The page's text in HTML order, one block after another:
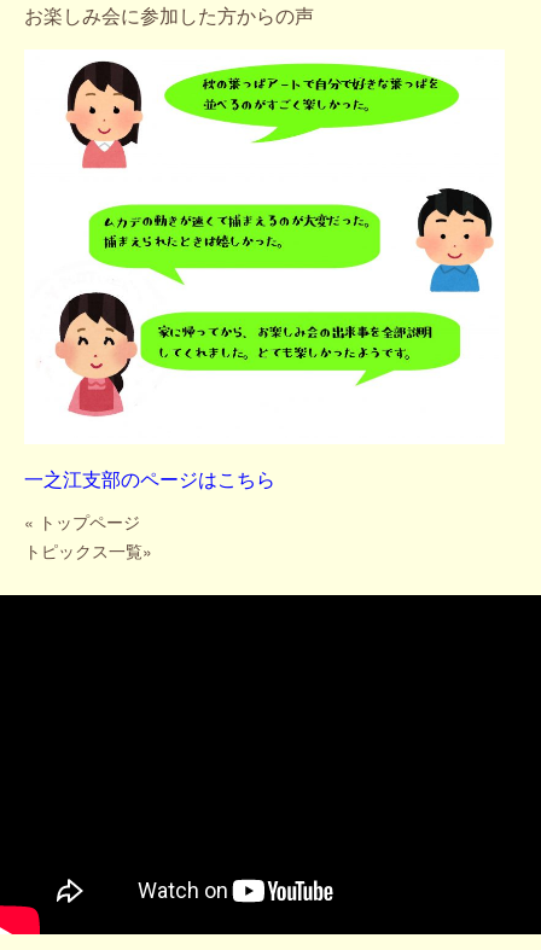
お楽しみ会に参加した方からの声
一之江支部のページはこちら
« トップページ
トピックス一覧»